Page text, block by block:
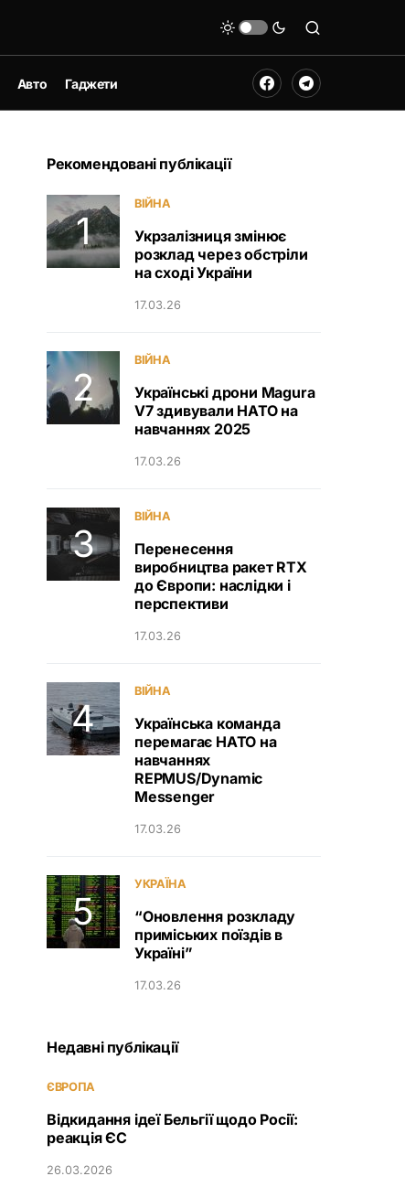
Авто Гаджети
Рекомендовані публікації
ВІЙНА
Укрзалізниця змінює
розклад через обстріли
на сході України
17.03.26
ВІЙНА
Українські дрони Magura
V7 здивували НАТО на
навчаннях 2025
17.03.26
ВІЙНА
Перенесення
виробництва ракет RTX
до Європи: наслідки і
перспективи
17.03.26
ВІЙНА
Українська команда
перемагає НАТО на
навчаннях
REPMUS/Dynamic
Messenger
17.03.26
УКРАЇНА
“Оновлення розкладу
приміських поїздів в
Україні”
17.03.26
Недавні публікації
ЄВРОПА
Відкидання ідеї Бельгії щодо Росії:
реакція ЄС
26.03.2026